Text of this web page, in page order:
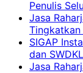
Penulis
Jasa
Tingkatkan
SIGAP
dan
Jasa